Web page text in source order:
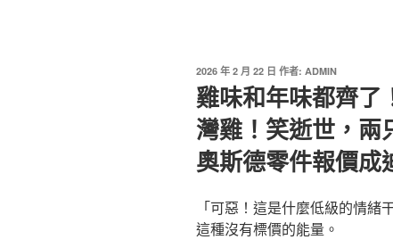
發
佈
於
2026 年 2 月 22 日 作者: ADMIN
雞味和年味都齊了
灣雞！笑逝世，兩
奧斯德零件報價成
「可惡！這是什麼低級的情
這種沒有標價的能量。